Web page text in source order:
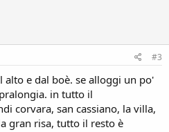
#3
alto e dal boè. se alloggi un po'
in tutto il
corvara, san cassiano, la villa,
gran risa, tutto il resto è